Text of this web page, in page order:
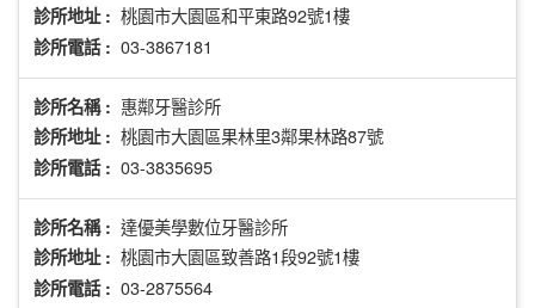
診所地址 : 桃園市大園區和平東路92號1樓
診所電話 : 03-3867181
診所名稱 : 惠鄰牙醫診所
診所地址 : 桃園市大園區果林里3鄰果林路87號
診所電話 : 03-3835695
診所名稱 : 達優美學數位牙醫診所
診所地址 : 桃園市大園區致善路1段92號1樓
診所電話 : 03-2875564